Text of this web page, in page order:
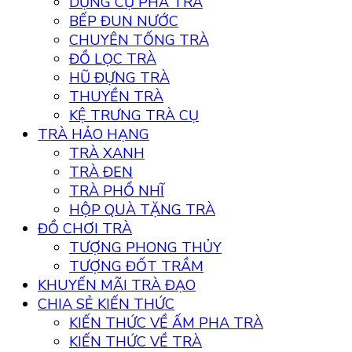
BẾP ĐUN NƯỚC
CHUYÊN TỐNG TRÀ
ĐỒ LỌC TRÀ
HŨ ĐỰNG TRÀ
THUYỀN TRÀ
KỆ TRƯNG TRÀ CỤ
TRÀ HẢO HẠNG
TRÀ XANH
TRÀ ĐEN
TRÀ PHỔ NHĨ
HỘP QUÀ TẶNG TRÀ
ĐỒ CHƠI TRÀ
TƯỢNG PHONG THỦY
TƯỢNG ĐỐT TRẦM
KHUYẾN MÃI TRÀ ĐẠO
CHIA SẺ KIẾN THỨC
KIẾN THỨC VỀ ẤM PHA TRÀ
KIẾN THỨC VỀ TRÀ